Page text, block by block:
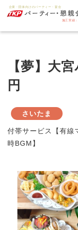
【夢】大
円
さいたま
付帯サービス【有線
時BGM】